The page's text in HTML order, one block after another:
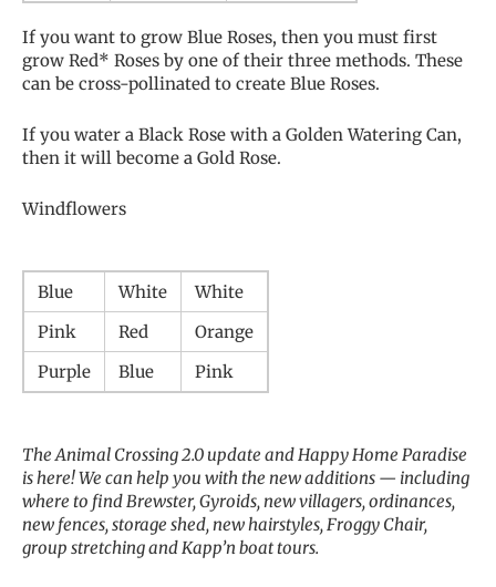
If you want to grow Blue Roses, then you must first
grow Red* Roses by one of their three methods. These
can be cross-pollinated to create Blue Roses.
If you water a Black Rose with a Golden Watering Can,
then it will become a Gold Rose.
Windflowers
Blue White
White
Pink
Red
Orange
Purple
Blue Pink
The Animal Crossing 2.0 update and Happy Home Paradise
is here! We can help you with the new additions — including
where to find Brewster, Gyroids, new villagers, ordinances,
new fences, storage shed, new hairstyles, Froggy Chair,
group stretching and Kapp’n boat tours.